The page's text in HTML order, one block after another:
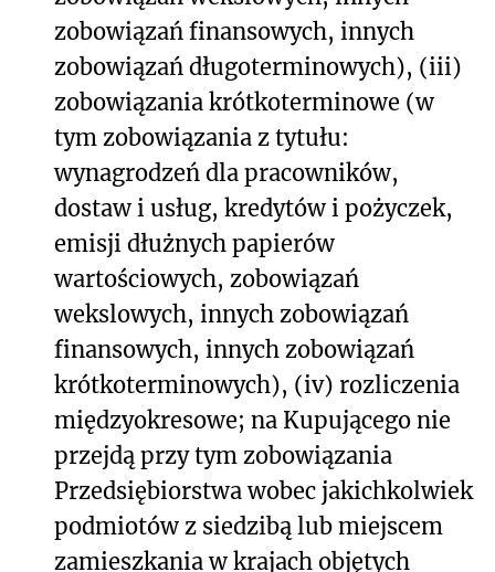
zobowiązań finansowych, innych
zobowiązań długoterminowych), (iii)
zobowiązania krótkoterminowe (w
tym zobowiązania z tytułu:
wynagrodzeń dla pracowników,
dostaw i usług, kredytów i pożyczek,
emisji dłużnych papierów
wartościowych, zobowiązań
wekslowych, innych zobowiązań
finansowych, innych zobowiązań
krótkoterminowych), (iv) rozliczenia
międzyokresowe; na Kupującego nie
przejdą przy tym zobowiązania
Przedsiębiorstwa wobec jakichkolwiek
podmiotów z siedzibą lub miejscem
zamieszkania w krajach objętych